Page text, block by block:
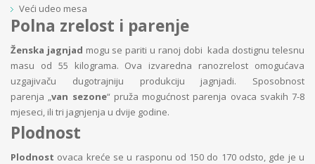
Veći udeo mesa
Polna zrelost i parenje
Ženska jagnjad mogu se pariti u ranoj dobi kada dostignu telesnu
masu od 55 kilograma. Ova izvaredna ranozrelost omogućava
uzgajivaču dugotrajniju produkciju jagnjadi. Sposobnost
parenja „van sezone“ pruža mogućnost parenja ovaca svakih 7-8
mjeseci, ili tri jagnjenja u dvije godine.
Plodnost
Plodnost ovaca kreće se u rasponu od 150 do 170 odsto, gde je u